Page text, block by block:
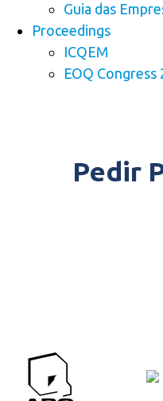
Guia das
Proceedings
ICQEM
EOQ Congress
Pedir